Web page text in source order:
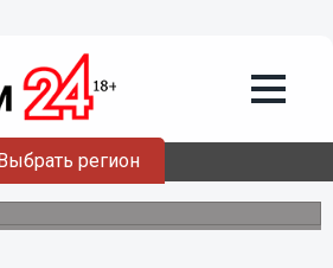
регион
«Ашана» нашли
проверки в магазинах